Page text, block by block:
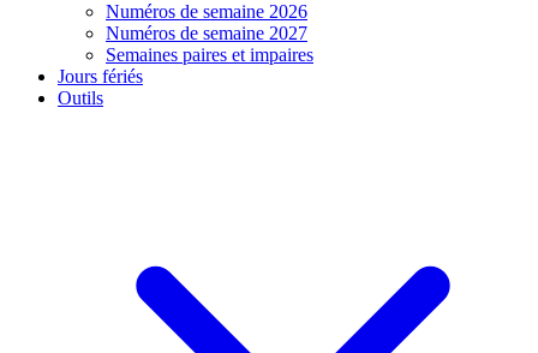
Numéros de semaine 2026
Numéros de semaine 2027
Semaines paires et impaires
Jours fériés
Outils